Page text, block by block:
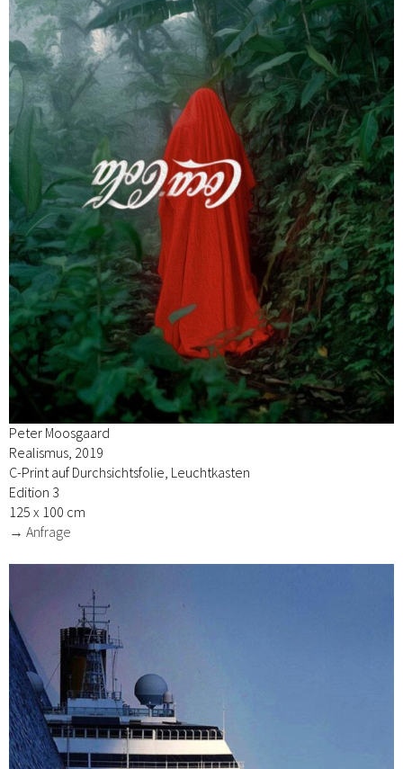
Peter Moosgaard
Realismus, 2019
C-Print auf Durchsichtsfolie, Leuchtkasten
Edition 3
125 x 100 cm
→ Anfrage